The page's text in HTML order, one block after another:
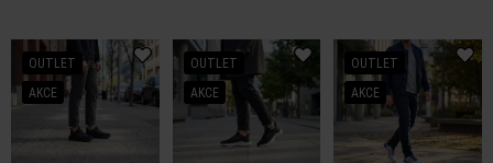
OUTLET
AKCE
OUTLET
AKCE
OUTLET
AKCE